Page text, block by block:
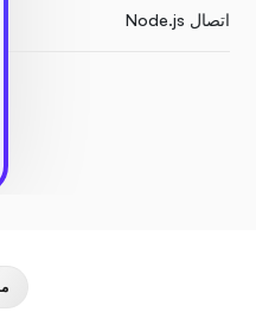
اتصال Node.js